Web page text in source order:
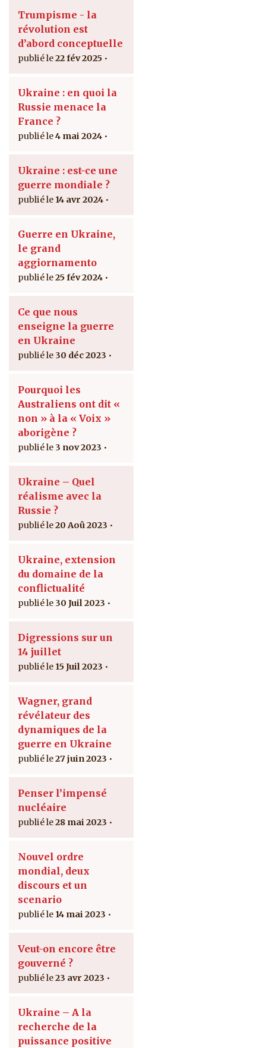
Trumpisme - la
révolution est
d’abord conceptuelle
22 fév 2025
Ukraine : en quoi la
Russie menace la
France ?
4 mai 2024
Ukraine : est-ce une
guerre mondiale ?
14 avr 2024
Guerre en Ukraine,
le grand
aggiornamento
25 fév 2024
Ce que nous
enseigne la guerre
en Ukraine
30 déc 2023
Pourquoi les
Australiens ont dit «
non » à la « Voix »
aborigène ?
3 nov 2023
Ukraine – Quel
réalisme avec la
Russie ?
20 Aoû 2023
Ukraine, extension
du domaine de la
conflictualité
30 Juil 2023
Digressions sur un
14 juillet
15 Juil 2023
Wagner, grand
révélateur des
dynamiques de la
guerre en Ukraine
27 juin 2023
Penser l’impensé
nucléaire
28 mai 2023
Nouvel ordre
mondial, deux
discours et un
scenario
14 mai 2023
Veut-on encore être
gouverné ?
23 avr 2023
Ukraine – A la
recherche de la
puissance positive